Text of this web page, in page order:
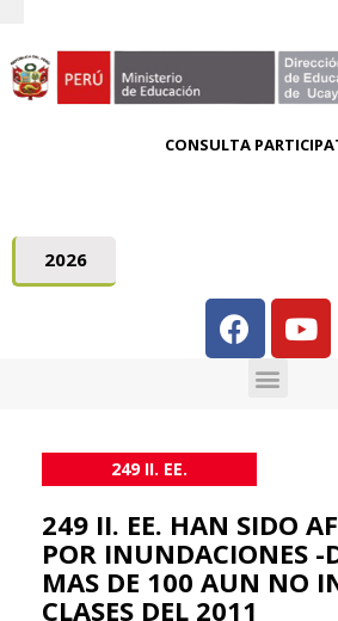
CONSULTA
2026
249 II. EE.
249 II. EE. HAN SIDO
POR INUNDACIONES -
MAS DE 100 AUN NO
CLASES DEL 2011